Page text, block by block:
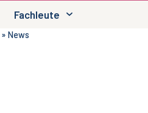
Fachleute
» News